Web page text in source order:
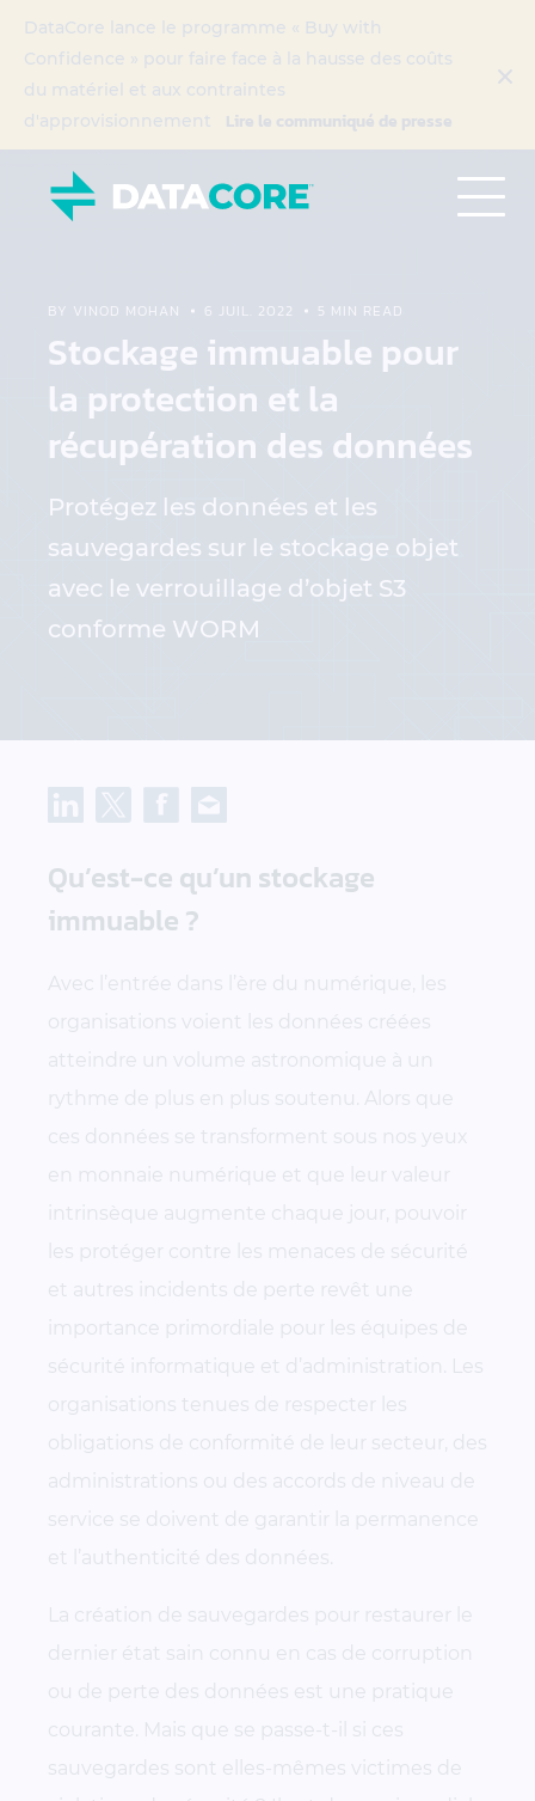
DataCore lance le programme « Buy with
Confidence » pour faire face à la hausse des coûts
du matériel et aux contraintes
d'approvisionnement
Lire le communiqué de presse
BY VINOD MOHAN 6 JUIL. 2022 5 MIN READ
Stockage immuable pour
la protection et la
récupération des données
Protégez les données et les
sauvegardes sur le stockage objet
avec le verrouillage d’objet S3
conforme WORM
Qu’est-ce qu’un stockage
immuable ?
Avec l’entrée dans l’ère du numérique, les
organisations voient les données créées
atteindre un volume astronomique à un
rythme de plus en plus soutenu. Alors que
ces données se transforment sous nos yeux
en monnaie numérique et que leur valeur
intrinsèque augmente chaque jour, pouvoir
les protéger contre les menaces de sécurité
et autres incidents de perte revêt une
importance primordiale pour les équipes de
sécurité informatique et d’administration. Les
organisations tenues de respecter les
obligations de conformité de leur secteur, des
administrations ou des accords de niveau de
service se doivent de garantir la permanence
et l’authenticité des données.
La création de sauvegardes pour restaurer le
dernier état sain connu en cas de corruption
ou de perte des données est une pratique
courante. Mais que se passe-t-il si ces
sauvegardes sont elles-mêmes victimes de